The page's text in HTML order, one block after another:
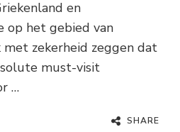
en
op het gebied van
met zekerheid zeggen dat
must-visit
…
SHARE